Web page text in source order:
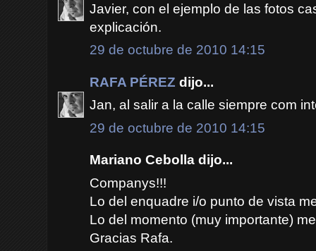
Javier, con el ejemplo de las fotos
explicación.
29 de octubre de 2010 14:15
RAFA PÉREZ dijo...
Jan, al salir a la calle siempre com
29 de octubre de 2010 14:15
Mariano Cebolla dijo...
Companys!!!
Lo del enquadre i/o punto de vista
Lo del momento (muy importante)
Gracias Rafa.